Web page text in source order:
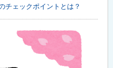
チェックポイントとは？